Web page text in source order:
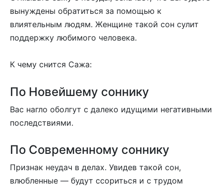
вынуждены обратиться за помощью к
влиятельным людям. Женщине такой сон сулит
поддержку любимого человека.
К чему снится Сажа:
По Новейшему соннику
Вас нагло оболгут с далеко идущими негативными
последствиями.
По Современному соннику
Признак неудач в делах. Увидев такой сон,
влюбленные — будут ссориться и с трудом